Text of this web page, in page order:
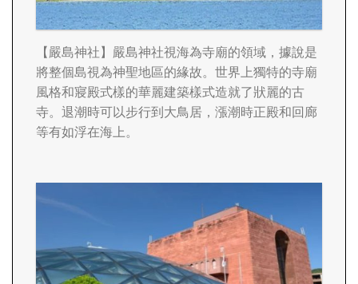
【嚴島神社 】嚴島神社視海為寺廟的領域，據說是
將整個島視為神聖地區的緣故。世界上獨特的寺廟
風格和寢殿式樣的華麗建築樣式造就了狀麗的古
寺。退潮時可以步行到大鳥居，漲潮時正殿和回廊
等有如浮在海上。